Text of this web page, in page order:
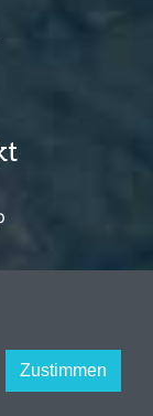
Zustimmen